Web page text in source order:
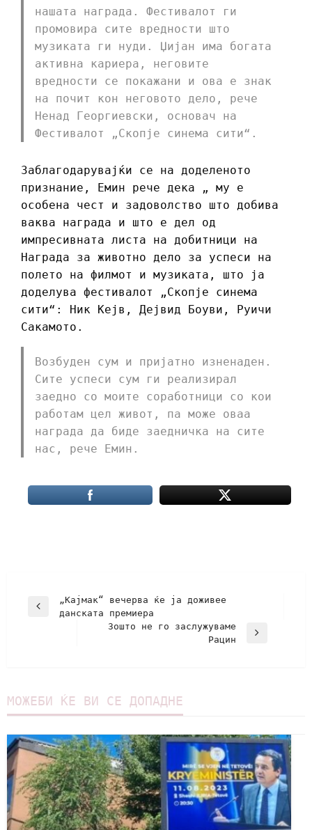
нашата награда. Фестивалот ги
промовира сите вредности што
музиката ги нуди. Џијан има богата
активна кариера, неговите
вредности се покажани и ова е знак
на почит кон неговото дело, рече
Ненад Георгиевски, основач на
Фестивалот „Скопје синема сити“.
Заблагодарувајќи се на доделеното
признание, Емин рече дека „ му е
особена чест и задоволство што добива
ваква награда и што е дел од
импресивната листа на добитници на
Награда за животно дело за успеси на
полето на филмот и музиката, што ја
доделува фестивалот „Скопје синема
сити“: Ник Кејв, Дејвид Боуви, Руичи
Сакамото.
Возбуден сум и пријатно изненаден.
Сите успеси сум ги реализирал
заедно со моите соработници со кои
работам цел живот, па може оваа
награда да биде заедничка на сите
нас, рече Емин.
„Кајмак“ вечерва ќе ја доживее
данската премиера
Зошто не го заслужуваме
Рацин
МОЖЕБИ ЌЕ ВИ СЕ ДОПАДНЕ